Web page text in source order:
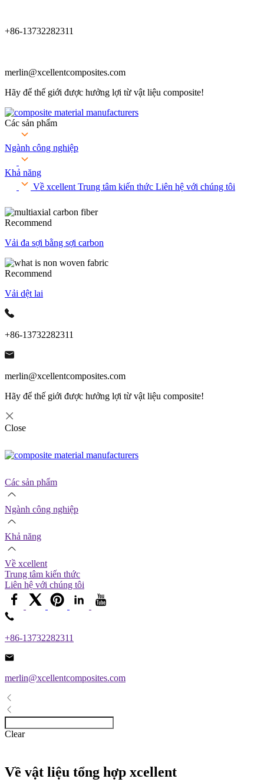
+86-13732282311
merlin@xcellentcomposites.com
Hãy để thế giới được hưởng lợi từ vật liệu composite!
Các sản phẩm
Ngành công nghiệp
Khả năng
Về xcellent Trung tâm kiến ​​thức Liên hệ với chúng tôi
Recommend
Vải đa sợi bằng sợi carbon
Recommend
Vải dệt lai
+86-13732282311
merlin@xcellentcomposites.com
Hãy để thế giới được hưởng lợi từ vật liệu composite!
Close
Các sản phẩm
Ngành công nghiệp
Khả năng
Về xcellent
Trung tâm kiến ​​thức
Liên hệ với chúng tôi
+86-13732282311
merlin@xcellentcomposites.com
Clear
Về vật liệu tổng hợp xcellent